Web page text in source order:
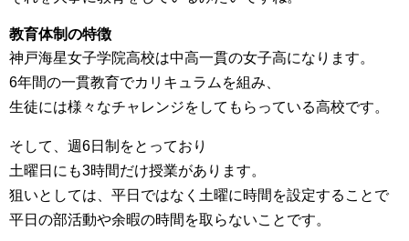
教育体制の特徴
神戸海星女子学院高校は中高一貫の女子高になります。
6年間の一貫教育でカリキュラムを組み、
生徒には様々なチャレンジをしてもらっている高校です。
そして、週6日制をとっており
土曜日にも3時間だけ授業があります。
狙いとしては、平日ではなく土曜に時間を設定することで
平日の部活動や余暇の時間を取らないことです。